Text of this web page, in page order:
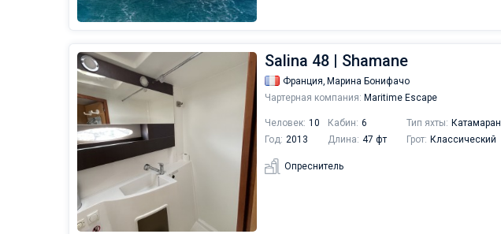
Salina 48 | Shamane
Франция, Марина Бонифачо
Чартерная компания: Maritime Escape
Человек: 10 Кабин: 6 Тип яхты: Катамаран
Год: 2013 Длина: 47 фт Грот: Классический
Опреснитель